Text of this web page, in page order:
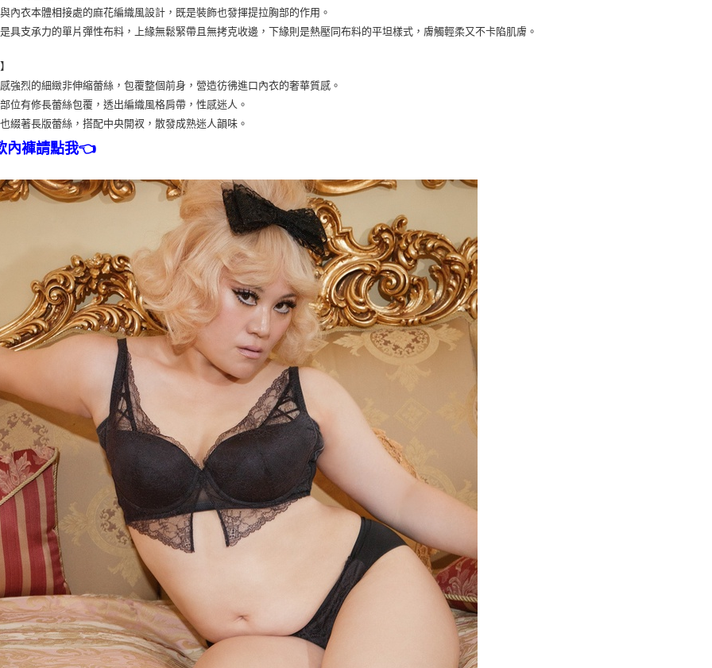
內衣本體相接處的麻花編織風設計，既是裝飾也發揮提拉胸部的作用。
具支承力的單片彈性布料，上緣無鬆緊帶且無拷克收邊，下緣則是熱壓同布料的平坦樣式，膚觸輕柔又不卡陷肌膚。
強烈的細緻非伸縮蕾絲，包覆整個前身，營造彷彿進口內衣的奢華質感。
位有修長蕾絲包覆，透出編織風格肩帶，性感迷人。
綴著長版蕾絲，搭配中央開衩，散發成熟迷人韻味。
內褲請點我👈